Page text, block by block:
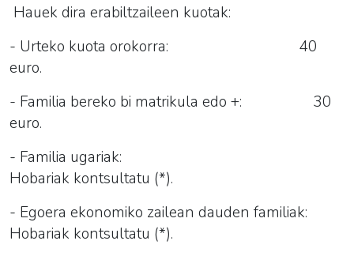
Hauek dira erabiltzaileen kuotak:
- Urteko kuota orokorra: 40
euro.
- Familia bereko bi matrikula edo +: 30
euro.
- Familia ugariak:
Hobariak kontsultatu (*).
- Egoera ekonomiko zailean dauden familiak:
Hobariak kontsultatu (*).